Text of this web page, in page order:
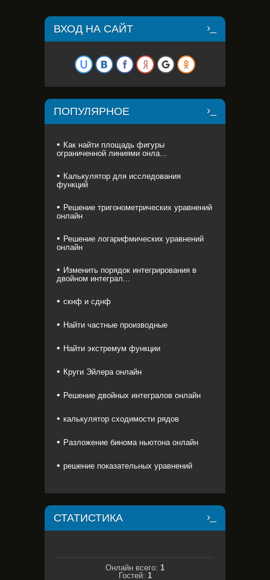
ВХОД НА САЙТ
ПОПУЛЯРНОЕ
Как найти площадь фигуры
ограниченной линиями онла...
Калькулятор для исследования
функций
Решение тригонометрических уравнений
онлайн
Решение логарифмических уравнений
онлайн
Изменить порядок интегрирования в
двойном интеграл...
скнф и сднф
Найти частные производные
Найти экстремум функции
Круги Эйлера онлайн
Решение двойных интегралов онлайн
калькулятор сходимости рядов
Разложение бинома ньютона онлайн
решение показательных уравнений
СТАТИСТИКА
Онлайн всего: 1
Гостей: 1